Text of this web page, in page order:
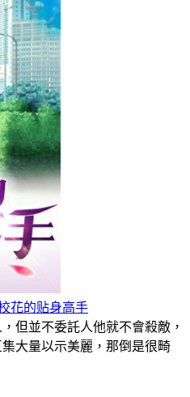
花的贴身高手
但並不委託人他就不會殺敵，
大量以示美麗，那倒是很畸